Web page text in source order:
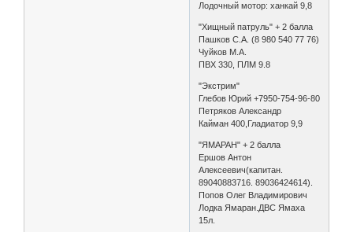
Лодочный мотор: ханкай 9,8
"Хищный патруль" + 2 балла
Пашков С.А. (8 980 540 77 76)
Чуйков М.А.
ПВХ 330, ПЛМ 9.8
"Экстрим"
Глебов Юрий +7950-754-96-80
Петряков Александр
Кайман 400,Гладиатор 9,9
"ЯМАРАН" + 2 балла
Ершов Антон
Алексеевич(капитан.
89040883716. 89036424614).
Попов Олег Владимирович
Лодка Ямаран.ДВС Ямаха
15л.